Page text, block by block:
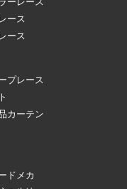
ース
ース
プレース
カーテン
ドメカ